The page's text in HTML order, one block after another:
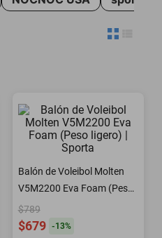
Balón de Voleibol Molten
V5M2200 Eva Foam (Peso
ligero) | Sporta
$789
$679 -13%